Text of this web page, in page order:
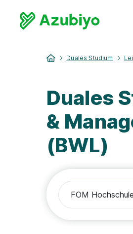
Duales Studium
Duales
&
(BWL)